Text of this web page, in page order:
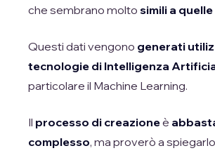
che sembrano molto simili a
Questi dati vengono generati
tecnologie di Intelligenza
particolare il Machine Learning.
Il processo di creazioneè
complesso, ma proverò a